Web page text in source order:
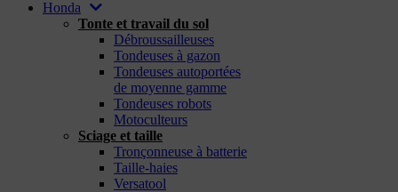
Honda
Tonte et travail du sol
Débroussailleuses
Tondeuses à gazon
Tondeuses autoportées
de moyenne gamme
Tondeuses robots
Motoculteurs
Sciage et taille
Tronçonneuse à batterie
Taille-haies
Versatool